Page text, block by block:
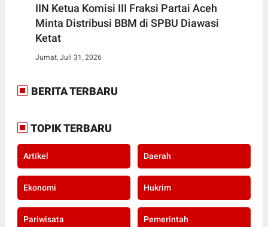
IIN Ketua Komisi III Fraksi Partai Aceh
Minta Distribusi BBM di SPBU Diawasi
Ketat
Jumat, Juli 31, 2026
BERITA TERBARU
TOPIK TERBARU
Artikel Daerah
Ekonomi Hukrim
Pariwisata Pemerintah